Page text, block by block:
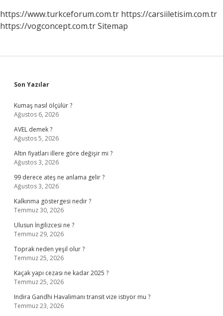
https://www.turkceforum.com.tr https://carsiiletisim.com.tr
https://vogconcept.com.trSitemap
Sidebar
Son Yazılar
Kumaş nasıl ölçülür ?
Ağustos 6, 2026
AVEL demek ?
Ağustos 5, 2026
Altın fiyatları illere göre değişir mi ?
Ağustos 3, 2026
99 derece ateş ne anlama gelir ?
Ağustos 3, 2026
Kalkınma göstergesi nedir ?
Temmuz 30, 2026
Ulusun İngilizcesi ne ?
Temmuz 29, 2026
Toprak neden yeşil olur ?
Temmuz 25, 2026
Kaçak yapı cezası ne kadar 2025 ?
Temmuz 25, 2026
Indira Gandhi Havalimanı transit vize istiyor mu ?
Temmuz 23, 2026